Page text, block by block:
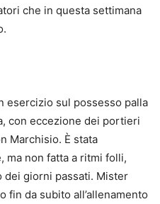
che in questa settimana
esercizio sul possesso palla
con eccezione dei portieri
Marchisio. È stata
ma non fatta a ritmi folli,
dei giorni passati. Mister
fin da subito all’allenamento